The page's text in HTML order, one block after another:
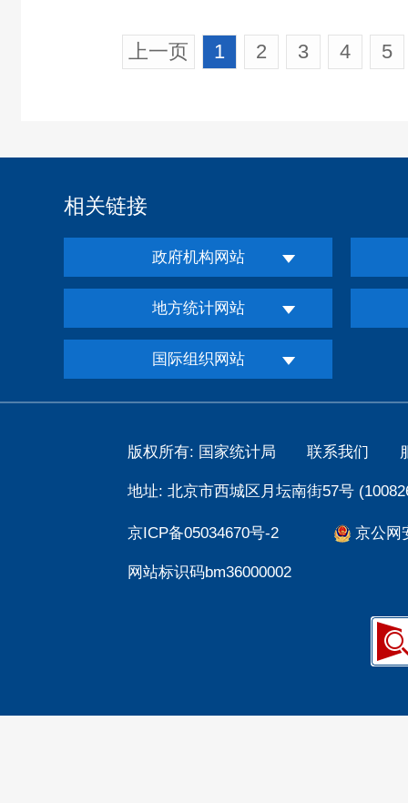
上一页 1 2 3 4 5
相关链接
政府机构网站
地方统计网站
国际组织网站
版权所有: 国家统计局 联系我们
地址: 北京市西城区月坛南街57号
京ICP备05034670号-2 京公网
网站标识码bm36000002